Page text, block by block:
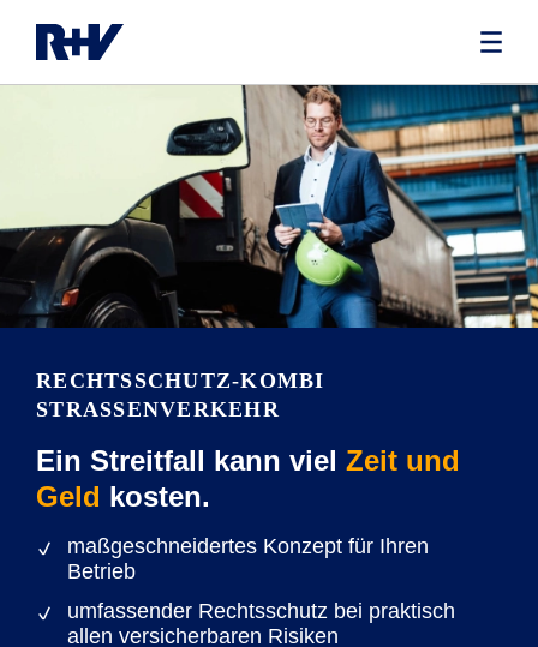
RECHTS­SCHUTZ-KOMBI
STRASSENVERKEHR
Ein Streitfall kann viel Zeit und
Geld kosten.
maßgeschneidertes Konzept für Ihren
Betrieb
umfassender Rechtsschutz bei praktisch
allen versicherbaren Risiken